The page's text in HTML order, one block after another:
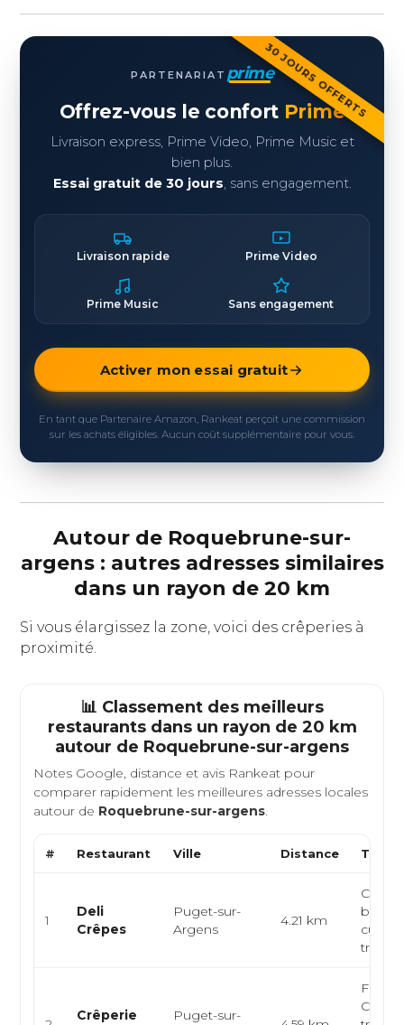
30 JOURS OFFERTS
PARTENARIAT prime
Offrez-vous le confort Prime
Livraison express, Prime Video, Prime Music et
bien plus.
Essai gratuit de 30 jours, sans engagement.
Livraison rapide Prime Video
Prime Music Sans engagement
Activer mon essai gratuit
En tant que Partenaire Amazon, Rankeat perçoit une commission
sur les achats éligibles. Aucun coût supplémentaire pour vous.
Autour de Roquebrune-sur-
argens : autres adresses similaires
dans un rayon de 20 km
Si vous élargissez la zone, voici des crêperies à
proximité.
📊 Classement des meilleurs
restaurants dans un rayon de 20 km
autour de Roquebrune-sur-argens
Notes Google, distance et avis Rankeat pour
comparer rapidement les meilleures adresses locales
autour de Roquebrune-sur-argens.
# Restaurant Ville Distance Type
1
Deli
Crêpes
Puget-sur-
Argens
4.21 km
cuisine
Crêperie Puget-sur-